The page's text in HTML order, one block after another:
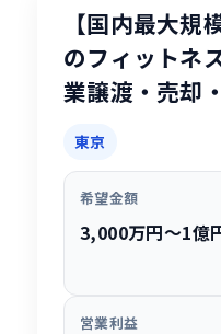
【国内最大規
のフィットネ
業譲渡・売却
東京
希望金額
3,000万円〜1億
営業利益